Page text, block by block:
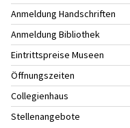
Anmeldung Handschriften
Anmeldung Bibliothek
Eintrittspreise Museen
Öffnungszeiten
Collegienhaus
Stellenangebote